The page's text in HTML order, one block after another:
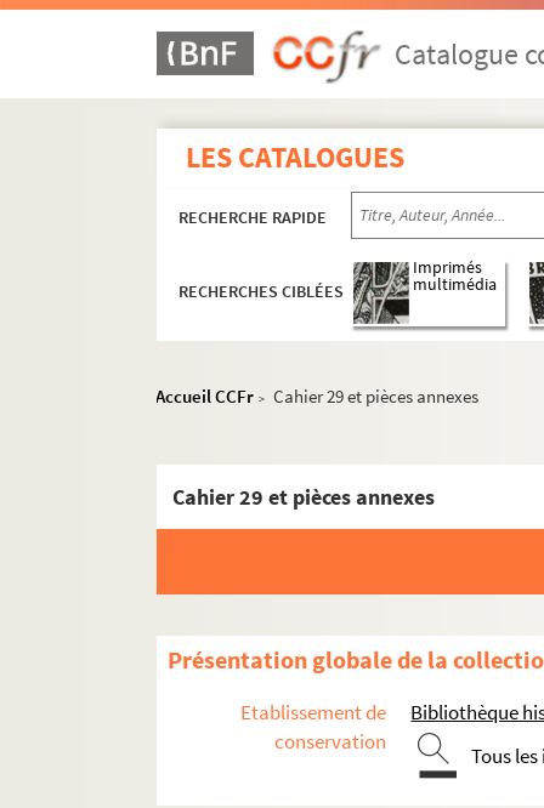
Catalogue
LES CATALOGUES
RECHERCHE RAPIDE
RECHERCHES CIBLÉES
Imprimés
multimédia
Accueil CCFr > Cahier 29 et pièces annexes
Cahier 29 et pièces annexes
Présentation globale de la
Etablissement de
conservation
Bibliothèque
Tous